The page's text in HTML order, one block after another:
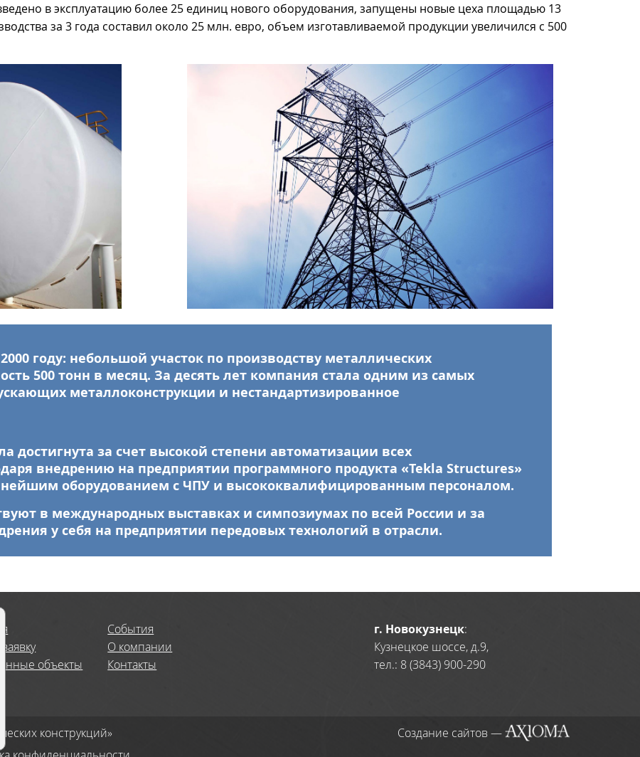
в эксплуатацию более 25 единиц нового оборудования, запущены новые цеха площадью 13
за 3 года составил около 25 млн. евро, объем изготавливаемой продукции увеличился с 500
году: небольшой участок по производству металлических
500 тонн в месяц. За десять лет компания стала одним из самых
металлоконструкции и нестандартизированное
достигнута за счет высокой степени автоматизации всех
внедрению на предприятии программного продукта «Tekla Structures»
оборудованием с ЧПУ и высококвалифицированным персоналом.
в международных выставках и симпозиумах по всей России и за
у себя на предприятии передовых технологий в отрасли.
объекты
События
О компании
Контакты
г. Новокузнецк:
Кузнецкое шоссе, д.9,
тел.: 8 (3843) 900-290
конструкций»
Создание сайтов —